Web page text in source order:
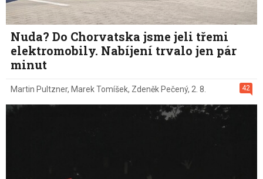
Nuda? Do Chorvatska jsme jeli třemi
elektromobily. Nabíjení trvalo jen pár
minut
42
Martin Pultzner, Marek Tomíšek, Zdeněk Pečený, 2. 8.